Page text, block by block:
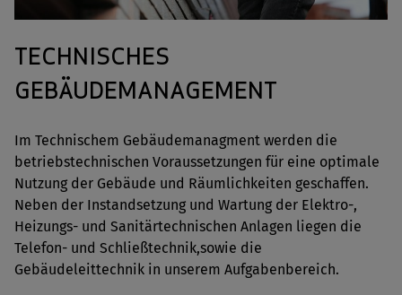
TECHNISCHES
GEBÄUDEMANAGEMENT
Im Technischem Gebäudemanagment werden die
betriebstechnischen Voraussetzungen für eine optimale
Nutzung der Gebäude und Räumlichkeiten geschaffen.
Neben der Instandsetzung und Wartung der Elektro-,
Heizungs- und Sanitärtechnischen Anlagen liegen die
Telefon- und Schließtechnik,sowie die
Gebäudeleittechnik in unserem Aufgabenbereich.